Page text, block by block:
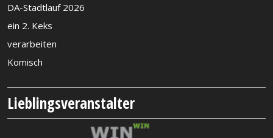
DA-Stadtlauf 2026
ein 2. Keks
verarbeiten
Komisch
Lieblingsveranstalter